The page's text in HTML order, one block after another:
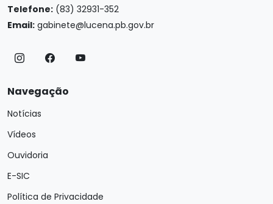
Telefone: (83) 32931-352
Email: gabinete@lucena.pb.gov.br
Navegação
Notícias
Vídeos
Ouvidoria
E-SIC
Política de Privacidade